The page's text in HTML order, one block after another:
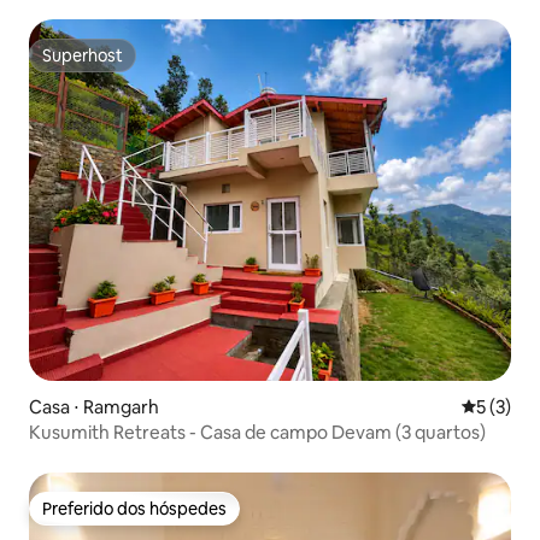
Superhost
Superhost
Casa ⋅ Ramgarh 5 de
5 (3)
Kusumith Retreats - Casa de campo Devam (3 quartos)
Preferido dos hóspedes
Preferido dos hóspedes